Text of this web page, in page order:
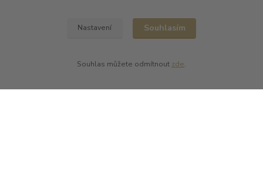
Nastavení Souhlasím
Souhlas můžete odmítnout zde.